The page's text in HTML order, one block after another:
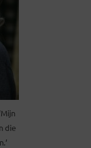
die